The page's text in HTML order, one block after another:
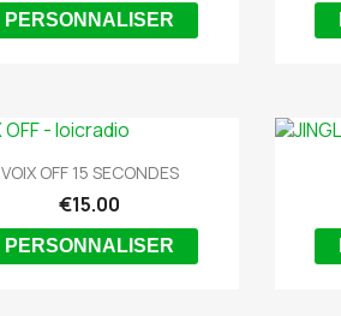
PERSONNALISER
 Quick view
VOIX OFF 15 SECONDES
€15.00
PERSONNALISER